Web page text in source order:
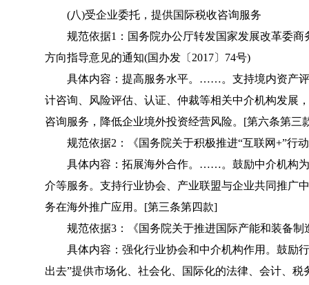
(八)受企业委托，提供国际税收咨询服务
规范依据1：国务院办公厅转发国家发展改革委商
方向指导意见的通知(国办发〔2017〕74号)
具体内容：提高服务水平。……。支持境内资产评
计咨询、风险评估、认证、仲裁等相关中介机构发展
咨询服务，降低企业境外投资经营风险。[第六条第三
规范依据2：《国务院关于积极推进“互联网+”行动
具体内容：拓展海外合作。……。鼓励中介机构为
介等服务。支持行业协会、产业联盟与企业共同推广
务在海外推广应用。[第三条第四款]
规范依据3：《国务院关于推进国际产能和装备制
具体内容：强化行业协会和中介机构作用。鼓励行
出去”提供市场化、社会化、国际化的法律、会计、